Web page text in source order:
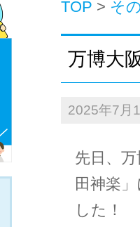
TOP > そ
万博大
2025年7月
先日、
田神楽
した！